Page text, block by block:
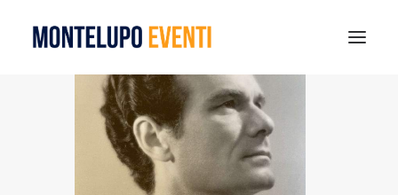
MONTELUPO SPORT DAYS 2026
ESTATE A MONTELUPO